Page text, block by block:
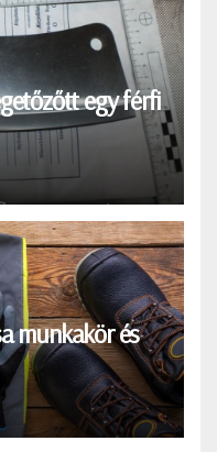
egy férfi
munkakör és